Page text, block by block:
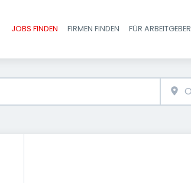
JOBS FINDEN FIRMEN FINDEN FÜR ARBEITGEBER